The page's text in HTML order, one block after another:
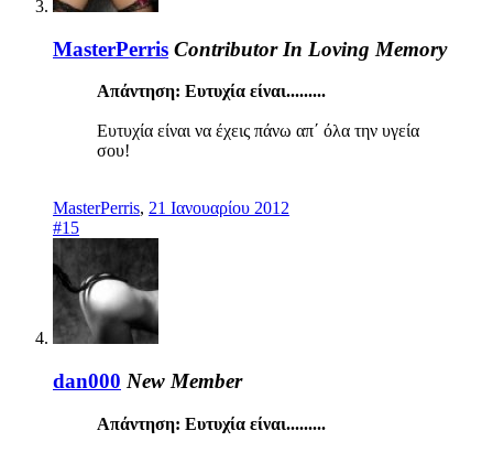
MasterPerris Contributor In Loving Memory
Απάντηση: Ευτυχία είναι.........
Ευτυχία είναι να έχεις πάνω απ΄ όλα την υγεία
σου!
MasterPerris, 21 Ιανουαρίου 2012
#15
dan000 New Member
Απάντηση: Ευτυχία είναι.........